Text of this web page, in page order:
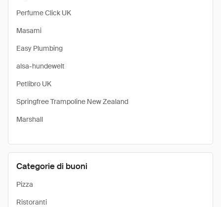
Perfume Click UK
Masami
Easy Plumbing
alsa-hundewelt
Petlibro UK
Springfree Trampoline New Zealand
Marshall
Categorie di buoni
Pizza
Ristoranti